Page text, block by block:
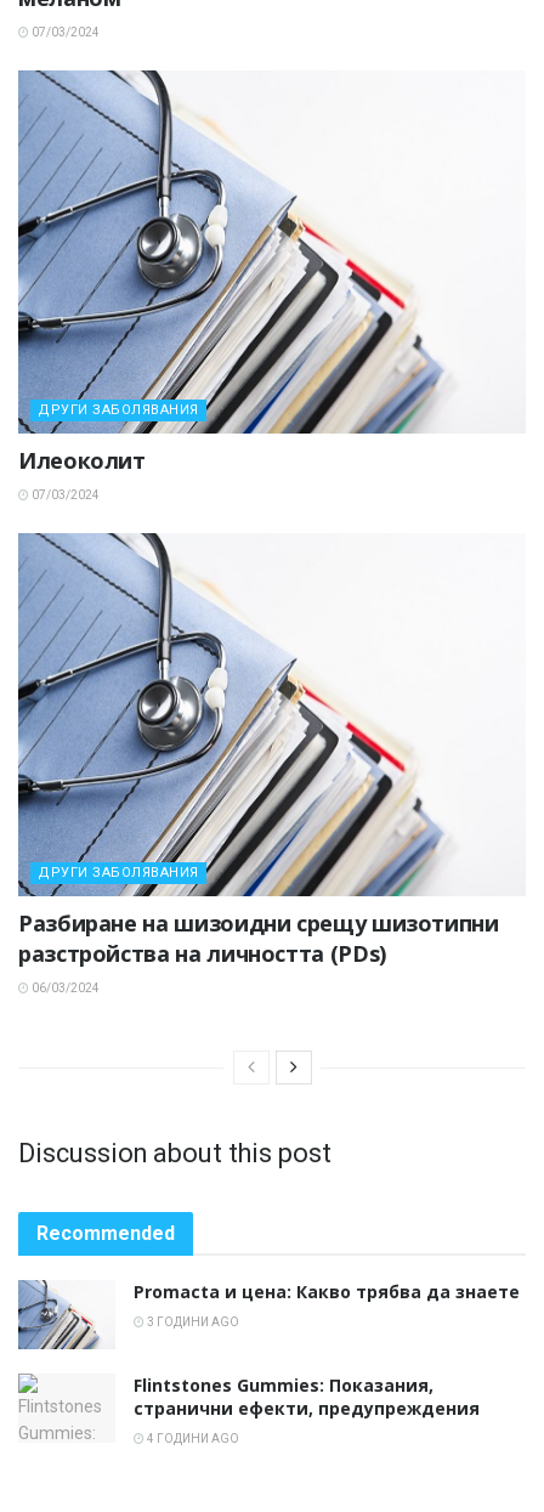
07/03/2024
ДРУГИ ЗАБОЛЯВАНИЯ
Илеоколит
07/03/2024
ДРУГИ ЗАБОЛЯВАНИЯ
Разбиране на шизоидни срещу шизотипни
разстройства на личността (PDs)
06/03/2024
Discussion about this post
Recommended
Promacta и цена: Какво трябва да знаете
3 ГОДИНИ AGO
Flintstones Gummies: Показания,
странични ефекти, предупреждения
4 ГОДИНИ AGO